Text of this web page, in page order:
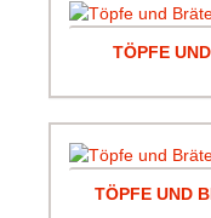
TÖPFE
TÖPFE UND